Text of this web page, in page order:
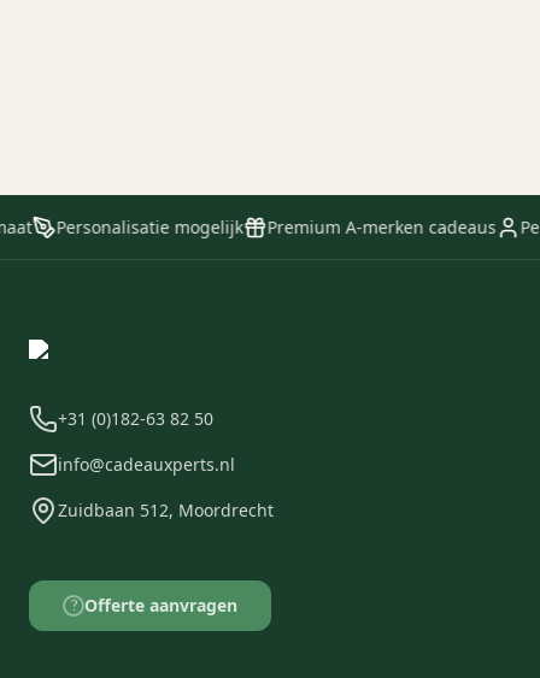
Personalisatie mogelijk Premium A-merken cadeaus
+31 (0)182-63 82 50
info@cadeauxperts.nl
Zuidbaan 512, Moordrecht
? Offerte aanvragen